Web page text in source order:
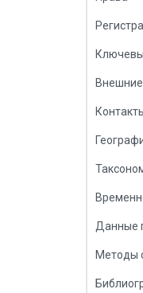
Данные
Методы